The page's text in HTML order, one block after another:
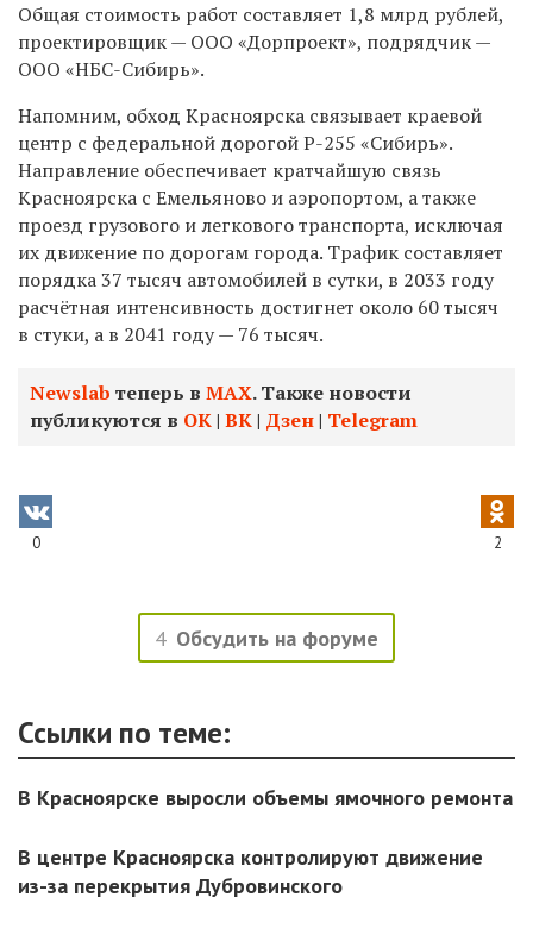
Общая стоимость работ составляет 1,8 млрд рублей,
проектировщик — ООО «Дорпроект», подрядчик —
ООО «НБС-Сибирь».
Напомним, обход Красноярска связывает краевой
центр с федеральной дорогой Р-255 «Сибирь».
Направление обеспечивает кратчайшую связь
Красноярска с Емельяново и аэропортом, а также
проезд грузового и легкового транспорта, исключая
их движение по дорогам города. Трафик составляет
порядка 37 тысяч автомобилей в сутки, в 2033 году
расчётная интенсивность достигнет около 60 тысяч
в стуки, а в 2041 году — 76 тысяч.
Newslab теперь в МАХ. Также новости
публикуются в ОК| ВК| Дзен| Telegram
0 2
4 Обсудить на форуме
Ссылки по теме:
В Красноярске выросли объемы ямочного ремонта
В центре Красноярска контролируют движение
из-за перекрытия Дубровинского